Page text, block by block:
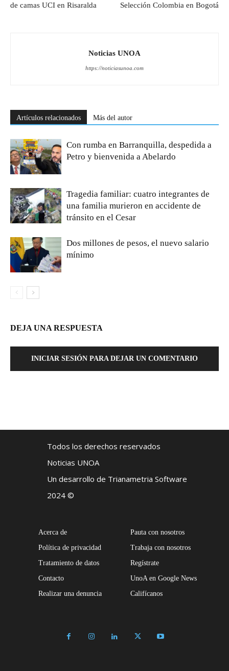
de camas UCI en Risaralda
Selección Colombia en Bogotá
Noticias UNOA
https://noticiasunoa.com
Artículos relacionados Más del autor
Con rumba en Barranquilla, despedida a
Petro y bienvenida a Abelardo
Tragedia familiar: cuatro integrantes de
una familia murieron en accidente de
tránsito en el Cesar
Dos millones de pesos, el nuevo salario
mínimo
DEJA UNA RESPUESTA
INICIAR SESIÓN PARA DEJAR UN COMENTARIO
Todos los derechos reservados
Noticias UNOA
Un desarrollo de Trianametria Software
2024 ©
Acerca de
Política de privacidad
Tratamiento de datos
Contacto
Realizar una denuncia
Pauta con nosotros
Trabaja con nosotros
Regístrate
UnoA en Google News
Califícanos